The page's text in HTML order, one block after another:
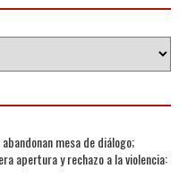
mesa de diálogo;
apertura y rechazo a la violencia: